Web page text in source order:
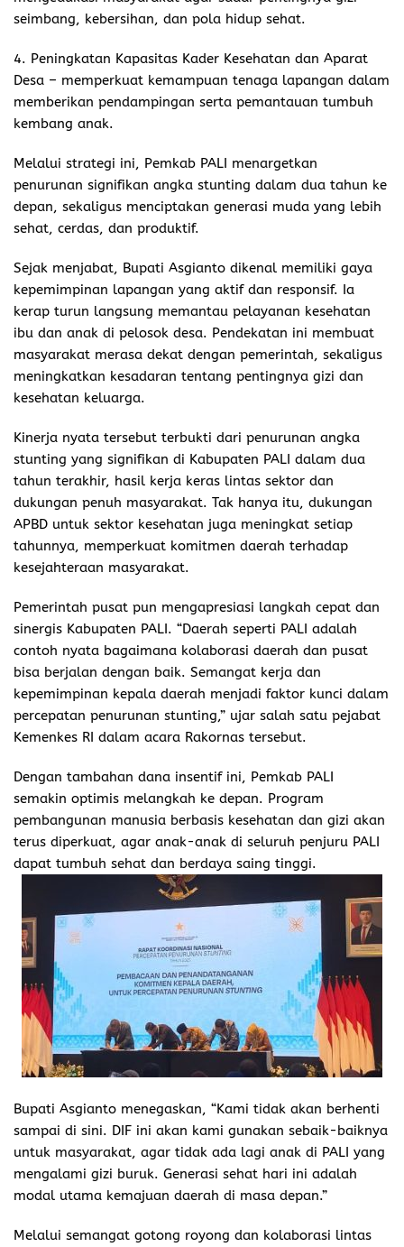
seimbang, kebersihan, dan pola hidup sehat.
4. Peningkatan Kapasitas Kader Kesehatan dan Aparat
Desa – memperkuat kemampuan tenaga lapangan dalam
memberikan pendampingan serta pemantauan tumbuh
kembang anak.
Melalui strategi ini, Pemkab PALI menargetkan
penurunan signifikan angka stunting dalam dua tahun ke
depan, sekaligus menciptakan generasi muda yang lebih
sehat, cerdas, dan produktif.
Sejak menjabat, Bupati Asgianto dikenal memiliki gaya
kepemimpinan lapangan yang aktif dan responsif. Ia
kerap turun langsung memantau pelayanan kesehatan
ibu dan anak di pelosok desa. Pendekatan ini membuat
masyarakat merasa dekat dengan pemerintah, sekaligus
meningkatkan kesadaran tentang pentingnya gizi dan
kesehatan keluarga.
Kinerja nyata tersebut terbukti dari penurunan angka
stunting yang signifikan di Kabupaten PALI dalam dua
tahun terakhir, hasil kerja keras lintas sektor dan
dukungan penuh masyarakat. Tak hanya itu, dukungan
APBD untuk sektor kesehatan juga meningkat setiap
tahunnya, memperkuat komitmen daerah terhadap
kesejahteraan masyarakat.
Pemerintah pusat pun mengapresiasi langkah cepat dan
sinergis Kabupaten PALI. “Daerah seperti PALI adalah
contoh nyata bagaimana kolaborasi daerah dan pusat
bisa berjalan dengan baik. Semangat kerja dan
kepemimpinan kepala daerah menjadi faktor kunci dalam
percepatan penurunan stunting,” ujar salah satu pejabat
Kemenkes RI dalam acara Rakornas tersebut.
Dengan tambahan dana insentif ini, Pemkab PALI
semakin optimis melangkah ke depan. Program
pembangunan manusia berbasis kesehatan dan gizi akan
terus diperkuat, agar anak-anak di seluruh penjuru PALI
dapat tumbuh sehat dan berdaya saing tinggi.
Bupati Asgianto menegaskan, “Kami tidak akan berhenti
sampai di sini. DIF ini akan kami gunakan sebaik-baiknya
untuk masyarakat, agar tidak ada lagi anak di PALI yang
mengalami gizi buruk. Generasi sehat hari ini adalah
modal utama kemajuan daerah di masa depan.”
Melalui semangat gotong royong dan kolaborasi lintas